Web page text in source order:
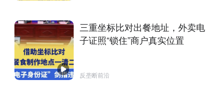
三重坐标比对出餐地址，外卖电
子证照“锁住”商户真实位置
反垄断前沿